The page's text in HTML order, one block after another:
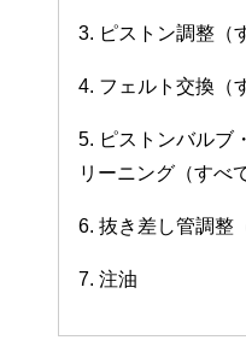
3. ピストン調整（
4. フェルト交換（
5. ピストンバルブ
リーニング（すべ
6. 抜き差し管調整
7. 注油